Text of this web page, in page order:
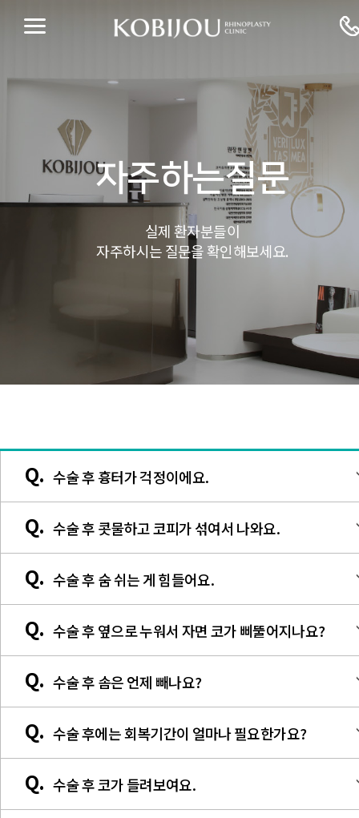
자주하는질문
실제 환자분들이
자주하시는 질문을 확인해보세요.
Q. 수술 후 흉터가 걱정이에요.
나 함몰이 된 경우에는 나중에 수술로 교정을 해줍니다. 만약 피부
색이 불그스레하다거나 약간 거무튀튀하게 보이는 경우에는 시간
이 지나면서 옅어지게 됩니다. 봉합을 한 후에는 표피의 손상을 예
방하기 위해 안연고를 발라줍니다. 그리고 실밥을 제거하고 난 후
가려움과 붉은 기를 없애주기 위해 약한 스테로이드 연고를 사용합
니다. 수술 2주 후부터는 약국에서 판매하는 ‘contractubex’ 같은
흉터 연고들을 사용해줍니다.
Q. 수술 후 콧물하고 코피가 섞여서 나와요.
막들이 수축이 되면서 분비물들이 떨어져나오기 때문에 수술 후 2
주차까지는 약간 피가 섞인 콧물이 나올 수 있습니다.
드물지만 절골 후 코피가 멈추지 않고 많이 나는 경우에는 즉시 병
원으로 연락을 하셔서 응급조치를 받으셔야 합니다. 적절한 조치를
받으신다면 보통 출혈은 10분 내외로 멈추게 됩니다.
Q. 수술 후 숨 쉬는 게 힘들어요.
호흡이 힘들 수 있습니다.특히 비염수술을 한 경우 코 내부에 분비
물들이 많이 생기기 때문에 답답할 수 있습니다.
보통 수술 후 5일째에 처치를 통해 코 내부에 있는 분비물들을 제거
해줍니다. 또한 비중격 안에 피가 차 있는지도 체크하는데 보통은
시간이 지나면서 개선이 되지만 심한 경우라면 피를 빼주어야합니
다. 일반적으로는 2주차까지는 호흡이 다소 불편하실 수 있습니다.
Q. 수술 후 옆으로 누워서 자면 코가 삐뚤어지나요?
누워서 잘 경우 중력에 의해 보형물이 한쪽으로 치우칠 수 있습니
다. 수술 후 1개월까지는 코에 부목을 사용한 후 바른 자세로 숙면
을 취하는 것이 좋습니다.
Q. 수술 후 솜은 언제 빼나요?
을 하루정도 막아줍니다. 절골을 하지 않은 경우는 부드러운 솜을
사용합니다.
Q. 수술 후에는 회복기간이 얼마나 필요한가요?
주일정도 필요합니다.
Q. 수술 후 코가 들려보여요.